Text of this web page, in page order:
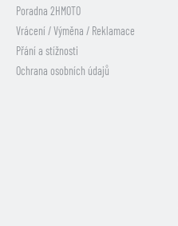
Poradna 2HMOTO
Vrácení / Výměna / Reklamace
Přání a stížnosti
Ochrana osobních údajů